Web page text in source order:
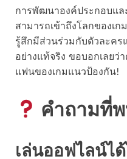
การพัฒนาองค์ประกอบแล
สามารถเข้าถึงโลกของ
รู้สึกมีส่วนร่วมกับตัวละค
อย่างแท้จริง ขอบอกเลย
แฟนของเกมแนวป้องกัน!
คำถามที่
เล่นออฟไลน์ไ